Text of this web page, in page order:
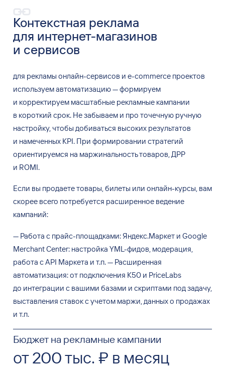
Контекстная реклама
для интернет-магазинов
и сервисов
для рекламы онлайн-сервисов и e-commerce проектов
используем автоматизацию—формируем
и корректируем масштабные рекламные кампании
в короткий срок. Незабываем и про точечную ручную
настройку, чтобы добиваться высоких результатов
и намеченных KPI. При формировании стратегий
ориентируемся на маржинальность товаров, ДРР
и ROMI.
Если вы продаете товары, билеты или онлайн-курсы, вам
скорее всего потребуется расширенное ведение
кампаний:
— Работа с прайс-площадками: Яндекс.Маркет и Google
Merchant Center: настройка YML-фидов, модерация,
работа сAPI Маркета и т.п.— Расширенная
автоматизация: от подключения K50 и PriceLabs
до интеграции с вашими базами и скриптами под задачу,
выставления ставок сучетом маржи, данных о продажах
и т.п.
Бюджет на рекламные кампании
от 200 тыс. ₽ в месяц